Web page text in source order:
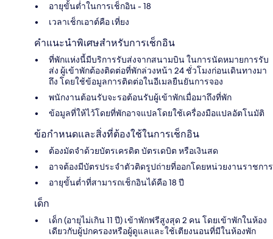
อายุขั้นต่ำในการเช็กอิน - 18
เวลาเช็กเอาต์คือ เที่ยง
คำแนะนำพิเศษสำหรับการเช็กอิน
ที่พักแห่งนี้มีบริการรับส่งจากสนามบิน ในการนัดหมายการรับ
ส่ง ผู้เข้าพักต้องติดต่อที่พักล่วงหน้า 24 ชั่วโมงก่อนเดินทางมา
ถึง โดยใช้ข้อมูลการติดต่อในอีเมลยืนยันการจอง
พนักงานต้อนรับจะรอต้อนรับผู้เข้าพักเมื่อมาถึงที่พัก
ข้อมูลที่ให้ไว้โดยที่พักอาจแปลโดยใช้เครื่องมือแปลอัตโนมัติ
ข้อกำหนดและสิ่งที่ต้องใช้ในการเช็กอิน
ต้องมัดจำด้วยบัตรเครดิต บัตรเดบิต หรือเงินสด
อาจต้องมีบัตรประจำตัวติดรูปถ่ายที่ออกโดยหน่วยงานราชการ
อายุขั้นต่ำที่สามารถเช็กอินได้คือ 18 ปี
เด็ก
เด็ก (อายุไม่เกิน 11 ปี) เข้าพักฟรีสูงสุด 2 คน โดยเข้าพักในห้อง
เดียวกับผู้ปกครองหรือผู้ดูแลและใช้เตียงนอนที่มีในห้องพัก